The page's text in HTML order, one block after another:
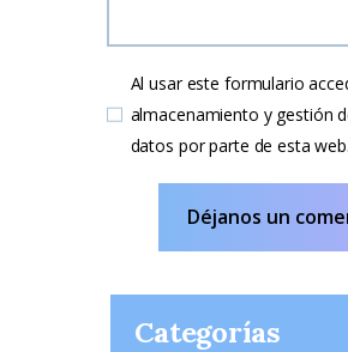
Al usar este formulario
almacenamiento y gestión
datos por parte de esta web.
Categorías